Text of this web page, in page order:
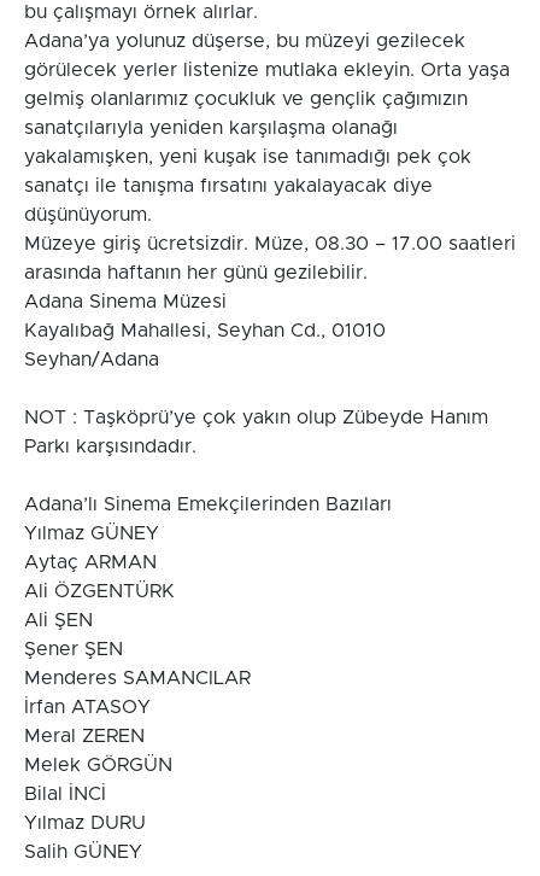
bu çalışmayı örnek alırlar.
Adana’ya yolunuz düşerse, bu müzeyi gezilecek
görülecek yerler listenize mutlaka ekleyin. Orta yaşa
gelmiş olanlarımız çocukluk ve gençlik çağımızın
sanatçılarıyla yeniden karşılaşma olanağı
yakalamışken, yeni kuşak ise tanımadığı pek çok
sanatçı ile tanışma fırsatını yakalayacak diye
düşünüyorum.
Müzeye giriş ücretsizdir. Müze, 08.30 – 17.00 saatleri
arasında haftanın her günü gezilebilir.
Adana Sinema Müzesi
Kayalıbağ Mahallesi, Seyhan Cd., 01010
Seyhan/Adana
NOT : Taşköprü’ye çok yakın olup Zübeyde Hanım
Parkı karşısındadır.
Adana’lı Sinema Emekçilerinden Bazıları
Yılmaz GÜNEY
Aytaç ARMAN
Ali ÖZGENTÜRK
Ali ŞEN
Şener ŞEN
Menderes SAMANCILAR
İrfan ATASOY
Meral ZEREN
Melek GÖRGÜN
Bilal İNCİ
Yılmaz DURU
Salih GÜNEY